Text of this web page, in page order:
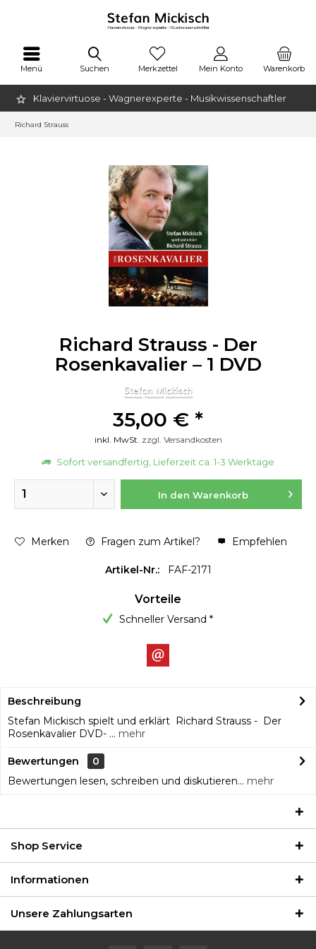
Klaviervirtuose - Wagnerexperte - Musikwissenschaftler
Menü Warenkorb
Merkzettel Mein Konto
Suchen
Richard Strauss
Richard Strauss - Der
Rosenkavalier – 1 DVD
35,00 € *
inkl. MwSt. zzgl. Versandkosten
Sofort versandfertig, Lieferzeit ca. 1-3 Werktage
In den Warenkorb
Merken Fragen zum Artikel? Empfehlen
Artikel-Nr.: FAF-2171
Vorteile
Schneller Versand *
Beschreibung
Stefan Mickisch spielt und erklärt Richard Strauss - Der
Rosenkavalier DVD- ... mehr
Bewertungen
0
Bewertungen lesen, schreiben und diskutieren... mehr
Shop Service
Informationen
Unsere Zahlungsarten